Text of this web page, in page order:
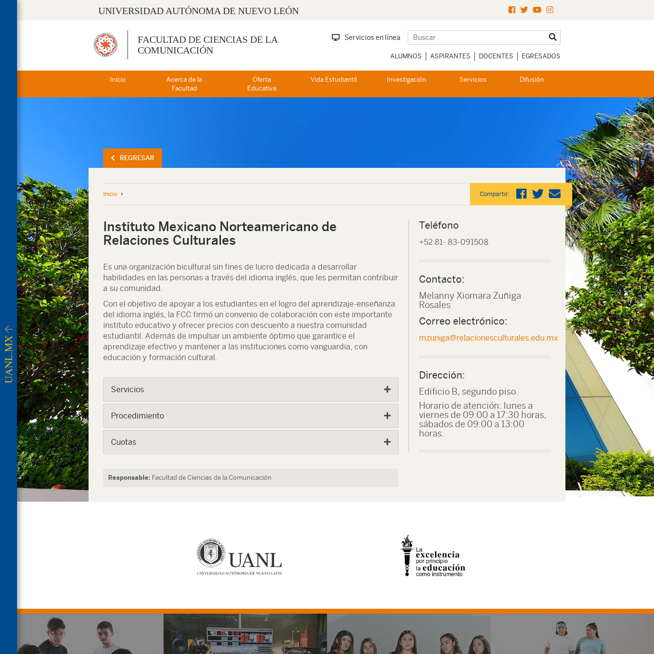
UNIVERSIDAD AUTÓNOMA DE NUEVO LEÓN
FACULTAD DE CIENCIAS DE LA
COMUNICACIÓN
Servicios en línea
ALUMNOS ASPIRANTES DOCENTES EGRESADOS
Inicio
Acerca de la
Facultad
Oferta
Educativa
Vida Estudiantil Investigación Servicios Difusión
REGRESAR
Inicio Compartir:
Instituto Mexicano Norteamericano de
Relaciones Culturales
Es una organización bicultural sin fines de lucro dedicada a desarrollar
habilidades en las personas a través del idioma inglés, que les permitan contribuir
a su comunidad.
Con el objetivo de apoyar a los estudiantes en el logro del aprendizaje-enseñanza
del idioma inglés, la FCC firmó un convenio de colaboración con este importante
instituto educativo y ofrecer precios con descuento a nuestra comunidad
estudiantil. Además de impulsar un ambiente óptimo que garantice el
aprendizaje efectivo y mantener a las instituciones como vanguardia, con
educación y formación cultural.
Servicios
Procedimiento
Cuotas
Responsable: Facultad de Ciencias de la Comunicación
Teléfono
+52 81- 83-091508
Contacto:
Melanny Xiomara Zuñiga
Rosales
Correo electrónico:
mzuniga@relacionesculturales.edu.mx
Dirección:
Edificio B, segundo piso.
Horario de atención: lunes a
viernes de 09:00 a 17:30 horas,
sábados de 09:00 a 13:00
horas.